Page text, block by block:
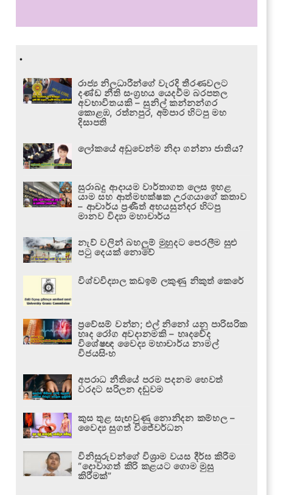
.
රාජ්‍ය නිලධාරීන්ගේ වැරදි තීරණවලට
දණ්ඩ නීති සංග්‍රහය යෙදවීම බරපතල
අවභාවිතයකි – සුනිල් කන්නන්ගර
කොළඹ, රත්නපුර, අම්පාර හිටපු මහ
දිසාපති
ලෝකයේ අඩුවෙන්ම නිදා ගන්නා ජාතිය?
සුරාබදු ආදායම වාර්තාගත ලෙස ඉහළ
යාම සහ ආත්මභක්ෂක උරගයාගේ කතාව
– ආචාර්ය ප්‍රණීත් අභයසුන්දර හිටපු
මානව විද්‍යා මහාචාර්ය
නැව් වලින් බහලුම් මුහුදට පෙරලීම සුළු
පටු දෙයක් නොවේ
විශ්වවිද්‍යාල කඩඉම් ලකුණු නිකුත් කෙරේ
ප්‍රවේසම් වන්න; එල් නිනෝ යනු පාරිසරික
හෘද රෝග අවදානමකි – හෘදවේද
විශේෂඥ වෛද්‍ය මහාචාර්ය නාමල්
විජයසිංහ
අපරාධ නීතියේ පරම පදනම හෙවත්
වරදට සරිලන දඬුවම
කුස තුළ සැඟවුණු නොනිදන කම්හල –
වෛද්‍ය සුගත් විජේවර්ධන
විනිසුරුවන්ගේ විශ්‍රාම වයස දීර්ඝ කිරීම
“දොවාගත් කිරි කළයට ගොම මුසු
කිරීමක්”